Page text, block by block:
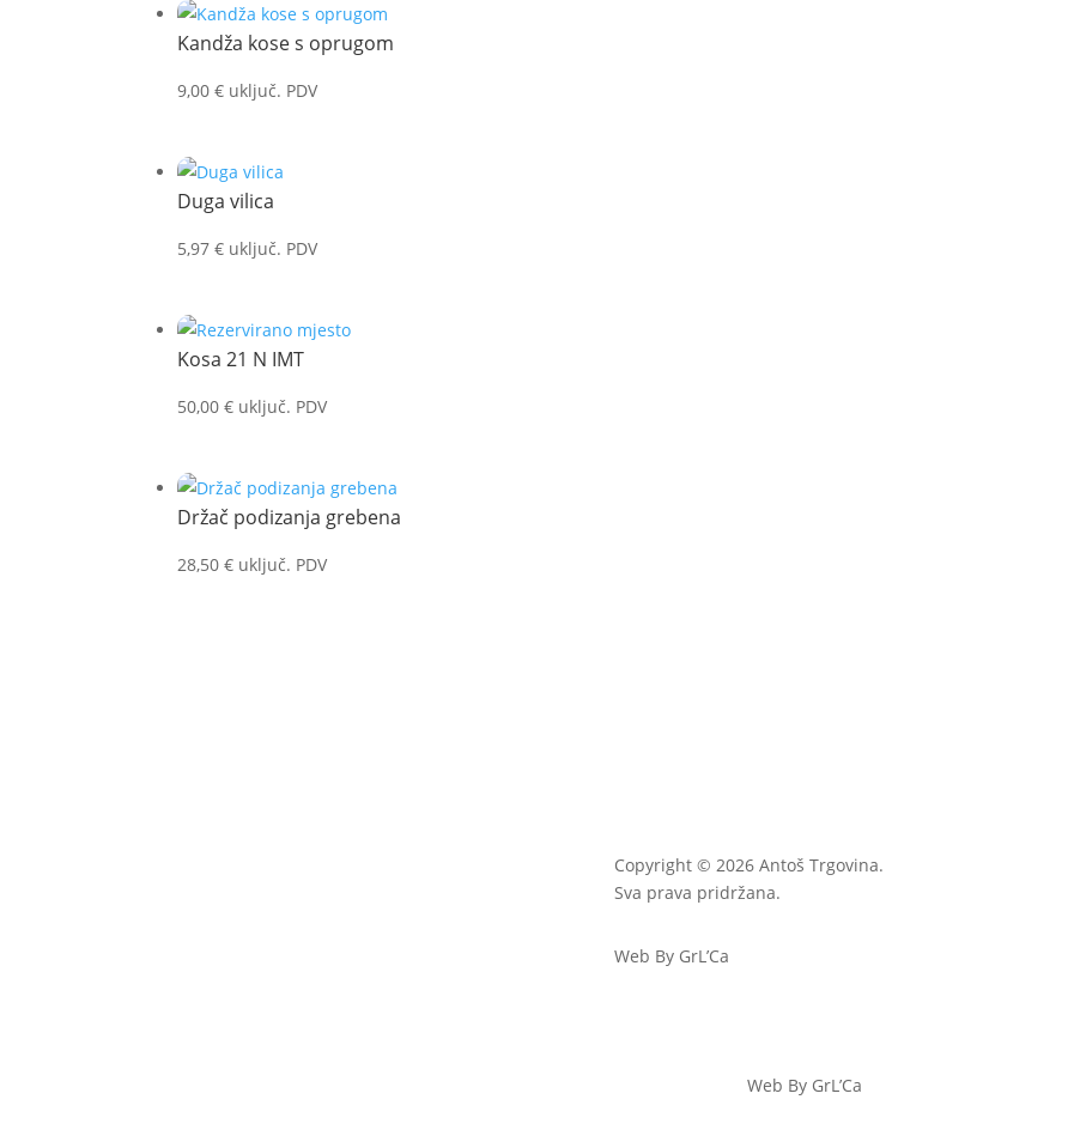
Kandža kose s oprugom
9,00€ uključ. PDV
Duga vilica
5,97€ uključ. PDV
Kosa 21 N IMT
50,00€ uključ. PDV
Držač podizanja grebena
28,50€ uključ. PDV
Copyright © 2026 Antoš Trgovina.
Sva prava pridržana.
Web By GrL’Ca
Web By GrL’Ca